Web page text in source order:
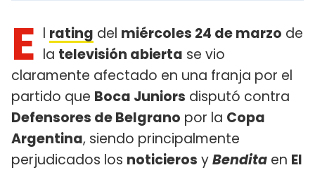
E l rating del miércoles 24 de marzo de
la televisión abierta se vio
claramente afectado en una franja por el
partido que Boca Juniors disputó contra
Defensores de Belgrano por la Copa
Argentina, siendo principalmente
perjudicados los noticieros yBendita en El